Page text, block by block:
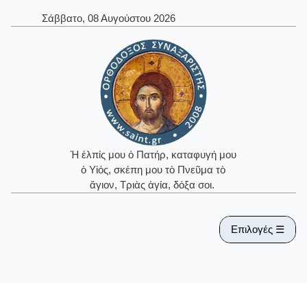
Σάββατο, 08 Αυγούστου 2026
Ἡ ἐλπίς μου ὁ Πατήρ, καταφυγή μου
ὁ Υἱός, σκέπη μου τὸ Πνεῦμα τὸ
ἅγιον, Τριὰς ἁγία, δόξα σοι.
Επιλογές ☰